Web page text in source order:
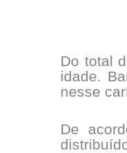
Do total
idade.
nesse
De